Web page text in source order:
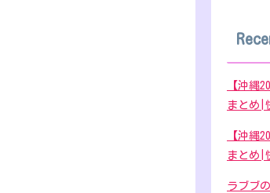
【沖縄
まとめ|
【沖縄
まとめ|
ラブブ